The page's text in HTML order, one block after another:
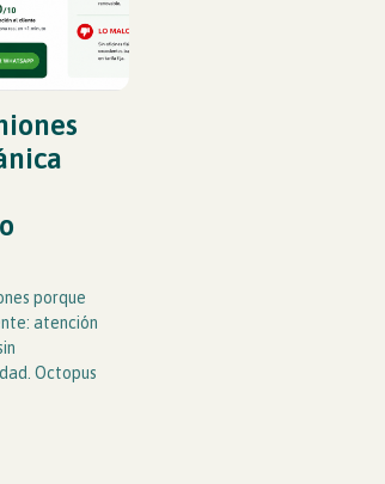
porque
atención
Octopus